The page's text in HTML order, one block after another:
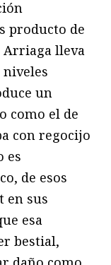
producto de
Arriaga lleva
un
como el de
con regocijo
es
de esos
en sus
esa
bestial,